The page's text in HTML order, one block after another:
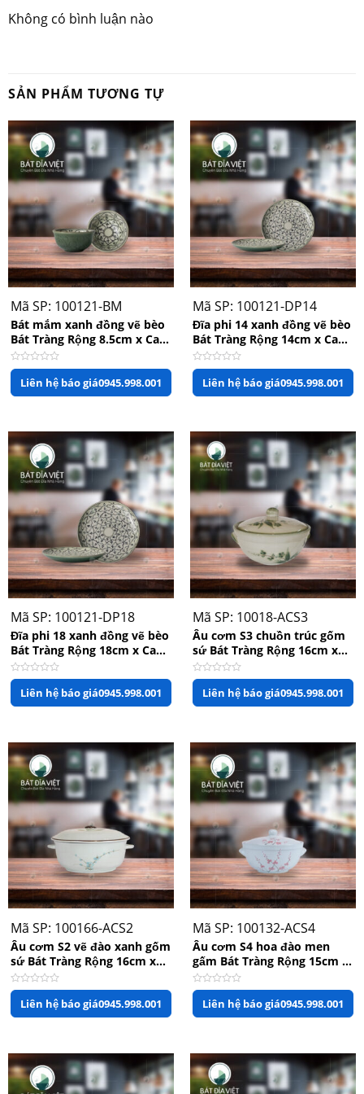
Không có bình luận nào
SẢN PHẨM TƯƠNG TỰ
Mã SP: 100121-BM
Bát mắm xanh đồng vẽ bèo
Bát Tràng Rộng 8.5cm x Cao
4cm
Được
xếp
hạng
Liên hệ báo giá0945.998.001
Mã SP: 100121-DP14
Đĩa phi 14 xanh đồng vẽ bèo
Bát Tràng Rộng 14cm x Cao
2cm
Được
xếp
hạng
Liên hệ báo giá0945.998.001
Mã SP: 100121-DP18
Đĩa phi 18 xanh đồng vẽ bèo
Bát Tràng Rộng 18cm x Cao
2.5cm
Được
xếp
hạng
Liên hệ báo giá0945.998.001
Mã SP: 10018-ACS3
Âu cơm S3 chuồn trúc gốm
sứ Bát Tràng Rộng 16cm x
Cao 11cm
Được
xếp
hạng
Liên hệ báo giá0945.998.001
Mã SP: 100166-ACS2
Âu cơm S2 vẽ đào xanh gốm
sứ Bát Tràng Rộng 16cm x
Cao 9cm
Được
xếp
hạng
Liên hệ báo giá0945.998.001
Mã SP: 100132-ACS4
Âu cơm S4 hoa đào men
gấm Bát Tràng Rộng 15cm x
Cao 8cm
Được
xếp
hạng
Liên hệ báo giá0945.998.001